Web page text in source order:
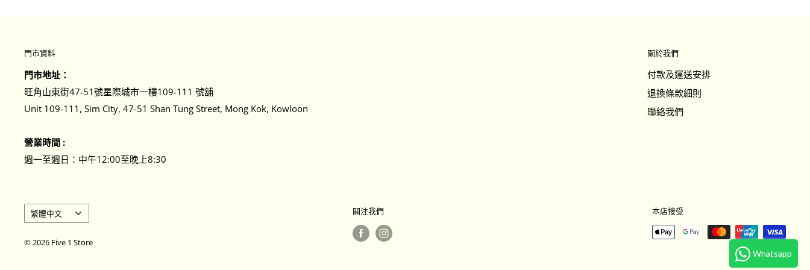
門市資料
門市地址：
旺角山東街47-51號星際城市一樓109-111 號舖
Unit 109-111, Sim City, 47-51 Shan Tung Street, Mong Kok, Kowloon
營業時間 :
週一至週日：中午12:00至晚上8:30
關於我們
付款及運送安排
退換條款細則
聯絡我們
語
言
｜
繁體中文
© 2026 Five 1 Store
關注我們 本店接受
Whatsapp